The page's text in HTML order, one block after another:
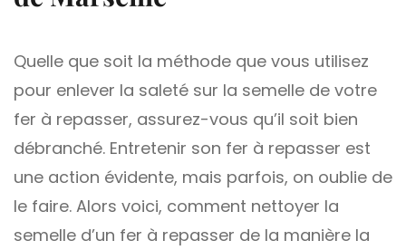
Quelle que soit la méthode que vous utilisez
pour enlever la saleté sur la semelle de votre
fer à repasser, assurez-vous qu’il soit bien
débranché. Entretenir son fer à repasser est
une action évidente, mais parfois, on oublie de
le faire. Alors voici, comment nettoyer la
semelle d’un fer à repasser de la manière la